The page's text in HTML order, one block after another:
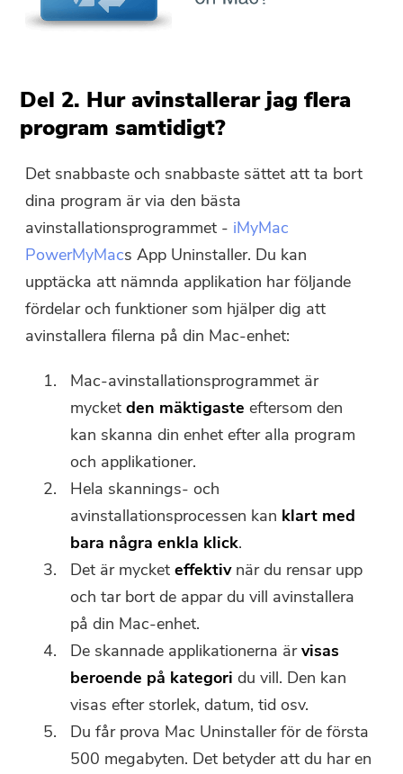
Del 2. Hur avinstallerar jag flera
program samtidigt?
Det snabbaste och snabbaste sättet att ta bort
dina program är via den bästa
avinstallationsprogrammet - iMyMac
PowerMyMacs App Uninstaller. Du kan
upptäcka att nämnda applikation har följande
fördelar och funktioner som hjälper dig att
avinstallera filerna på din Mac-enhet:
Mac-avinstallationsprogrammet är
mycketden mäktigaste eftersom den
kan skanna din enhet efter alla program
och applikationer.
Hela skannings- och
avinstallationsprocessen kan klart med
bara några enkla klick.
Det är mycketeffektivnär du rensar upp
och tar bort de appar du vill avinstallera
på din Mac-enhet.
De skannade applikationerna ärvisas
beroende på kategori du vill. Den kan
visas efter storlek, datum, tid osv.
Du får prova Mac Uninstaller för de första
500 megabyten. Det betyder att du har en